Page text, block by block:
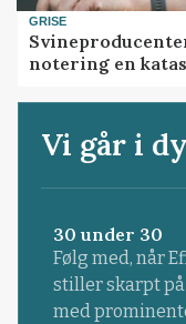
GRISE
notering en
Vi går i
30 under 30
Følg med, når
stiller skarpt
med